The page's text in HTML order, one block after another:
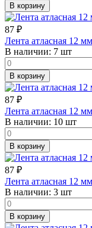
В корзину
87 ₽
Лента атласная 12
В наличии: 7 шт
В корзину
87 ₽
Лента атласная 12
В наличии: 10 шт
В корзину
87 ₽
Лента атласная 12
В наличии: 3 шт
В корзину